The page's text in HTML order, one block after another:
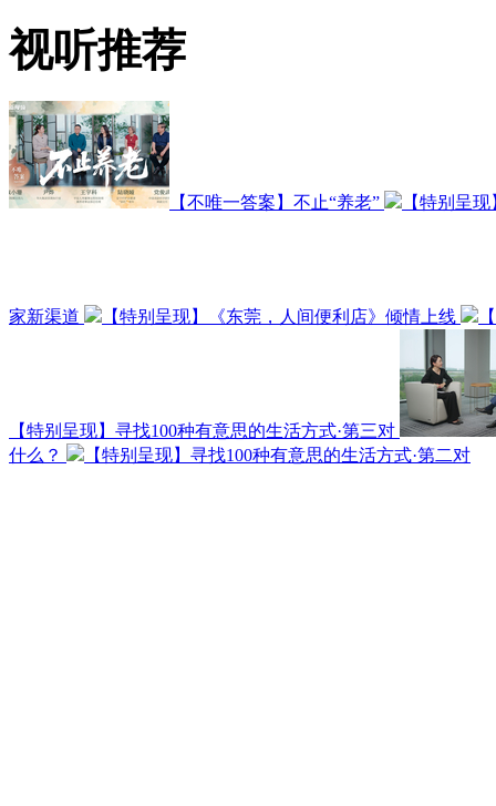
视听推荐
【不唯一答案】不止“养老” 【特别呈
家新渠道 【特别呈现】《东莞，人间便利店》倾情上线
【特别呈现】寻找100种有意思的生活方式·第三对
什么？
【特别呈现】寻找100种有意思的生活方式·第二对